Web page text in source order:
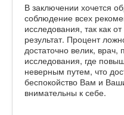
В заключении хочется
соблюдение всех
исследования, так как
результат. Процент
достаточно велик, врач,
исследования, где
неверным путем, что
беспокойство Вам и
внимательны к себе.